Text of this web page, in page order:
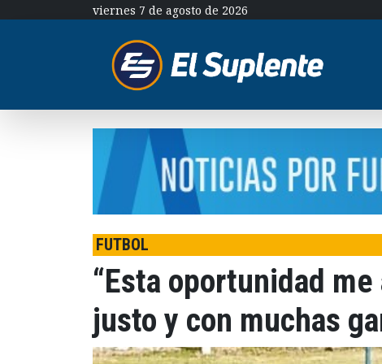
viernes 7 de agosto de 2026
FUTBOL
“Esta oportunidad
justo y con muchas